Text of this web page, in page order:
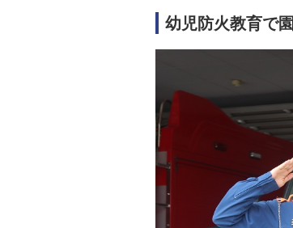
幼児防火教育で